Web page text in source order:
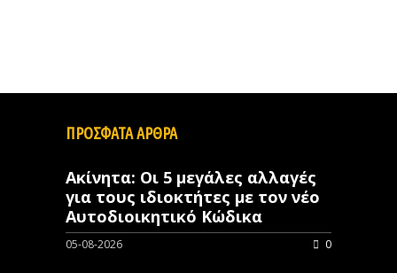
ΠΡΟΣΦΑΤΑ ΑΡΘΡΑ
Ακίνητα: Οι 5 μεγάλες αλλαγές
για τους ιδιοκτήτες με τον νέο
Αυτοδιοικητικό Κώδικα
05-08-2026 0